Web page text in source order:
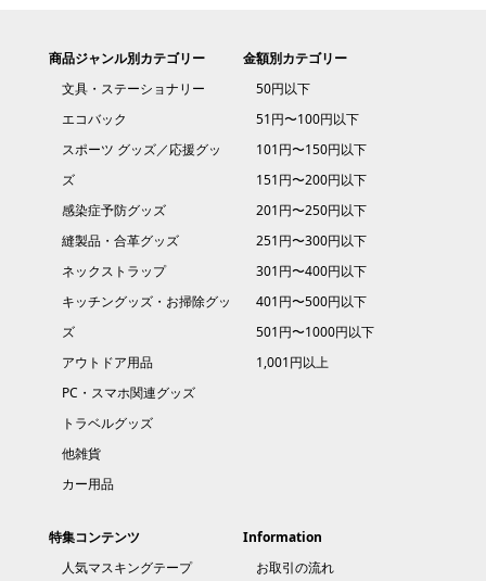
商品ジャンル別カテゴリー
文具・ステーショナリー
エコバック
スポーツ グッズ／応援グッ
ズ
感染症予防グッズ
縫製品・合革グッズ
ネックストラップ
キッチングッズ・お掃除グッ
ズ
アウトドア用品
PC・スマホ関連グッズ
トラベルグッズ
他雑貨
カー用品
金額別カテゴリー
50円以下
51円〜100円以下
101円〜150円以下
151円〜200円以下
201円〜250円以下
251円〜300円以下
301円〜400円以下
401円〜500円以下
501円〜1000円以下
1,001円以上
特集コンテンツ
人気マスキングテープ
Information
お取引の流れ